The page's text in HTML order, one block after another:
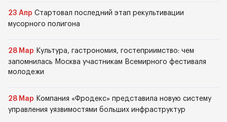
23 Апр Стартовал последний этап рекультивации
мусорного полигона
28 Мар Культура, гастрономия, гостеприимство: чем
запомнилась Москва участникам Всемирного фестиваля
молодежи
28 Мар Компания «Фродекс» представила новую систему
управления уязвимостями больших инфраструктур